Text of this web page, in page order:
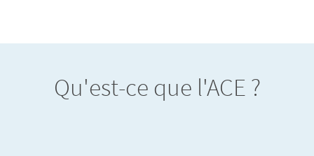
Qu'est-ce que l'ACE ?